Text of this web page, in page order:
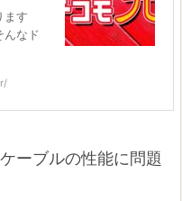
ます
んなド
ブルの性能に問題